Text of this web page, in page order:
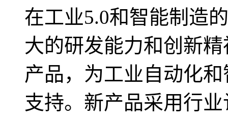
在工业5.0和智能制造
大的研发能力和创新
产品，为工业自动化
支持。新产品采用行